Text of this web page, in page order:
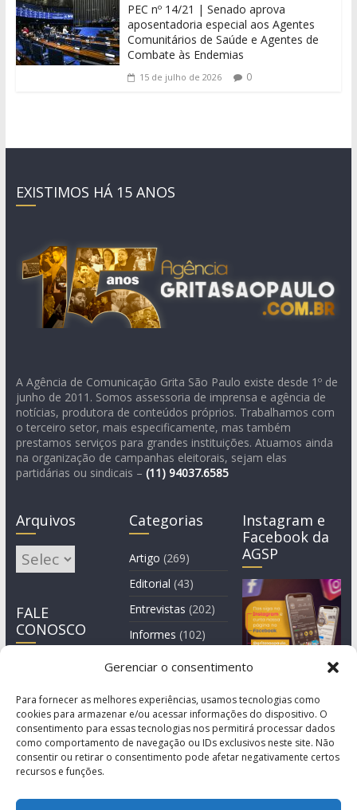
Gerenciar o consentimento
Para fornecer as melhores experiências, usamos tecnologias como
cookies para armazenar e/ou acessar informações do dispositivo. O
consentimento para essas tecnologias nos permitirá processar dados
como comportamento de navegação ou IDs exclusivos neste site. Não
consentir ou retirar o consentimento pode afetar negativamente certos
recursos e funções.
PEC nº 14/21 | Senado aprova
aposentadoria especial aos Agentes
Comunitários de Saúde e Agentes de
Combate às Endemias
15 de julho de 2026 0
EXISTIMOS HÁ 15 ANOS
A Agência de Comunicação Grita São Paulo existe desde 1º de
junho de 2011. Somos assessoria de imprensa e agência de
notícias, produtora de conteúdos próprios. Trabalhamos com
o terceiro setor, mais especificamente, mas também
prestamos serviços para grandes instituições. Atuamos ainda
na organização de campanhas eleitorais, sejam elas
partidárias ou sindicais – (11) 94037.6585
Arquivos
Arquivos
FALE
CONOSCO
Categorias
Artigo (269)
Editorial (43)
Entrevistas (202)
Informes (102)
Manchete
Instagram e
Facebook da
AGSP